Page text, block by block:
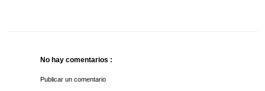
No hay comentarios :
Publicar un comentario